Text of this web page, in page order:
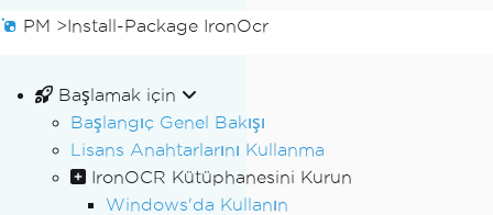
PM >Install-Package IronOcr
Başlamak için
Başlangıç Genel Bakışı
Lisans Anahtarlarını Kullanma
IronOCR Kütüphanesini Kurun
Windows'da Kullanın